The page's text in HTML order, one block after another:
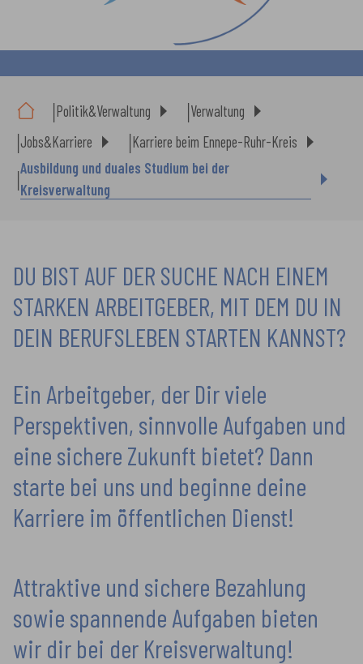
Politik&Verwaltung
Verwaltung
Jobs&Karriere
Karriere beim Ennepe-Ruhr-Kreis
Ausbildung und duales Studium bei der
Kreisverwaltung
DU BIST AUF DER SUCHE NACH EINEM
STARKEN ARBEITGEBER, MIT DEM DU IN
DEIN BERUFSLEBEN STARTEN KANNST?
Ein Arbeitgeber, der Dir viele
Perspektiven, sinnvolle Aufgaben und
eine sichere Zukunft bietet? Dann
starte bei uns und beginne deine
Karriere im öffentlichen Dienst!
Attraktive und sichere Bezahlung
sowie spannende Aufgaben bieten
wir dir bei der Kreisverwaltung!